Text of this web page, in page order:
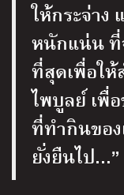
ให้กระจ่าง
หนักแน่น ที่
ที่สุดเพื่อให้
ไพบูลย์ เพื่
ที่ทำกินของ
ยั่งยืนไป…”